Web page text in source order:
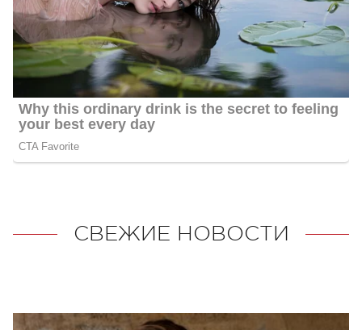
СВЕЖИЕ НОВОСТИ